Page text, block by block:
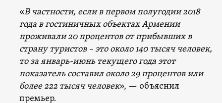
«В частности, если в первом полугодии 2018
года в гостиничных объектах Армении
проживали 20 процентов от прибывших в
страну туристов – это около 140 тысяч человек,
то за январь-июнь текущего года этот
показатель составил около 29 процентов или
более 222 тысяч человек», — объяснил
премьер.